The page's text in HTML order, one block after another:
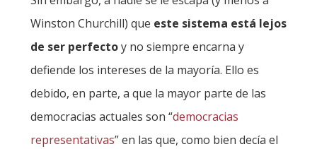
Winston Churchill) que este sistema está lejos
de ser perfectoy no siempre encarna y
defiende los intereses de la mayoría. Ello es
debido, en parte, a que la mayor parte de las
democracias actuales son “democracias
representativas” en las que, como bien decía el